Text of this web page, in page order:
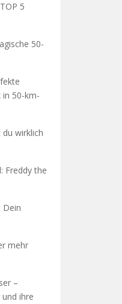
5
50-
in 50-km-
wirklich
Freddy the
Dein
mehr
–
ihre